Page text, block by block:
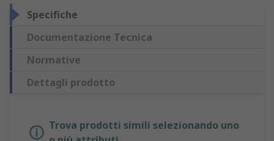
Specifiche
Documentazione Tecnica
Normative
Dettagli prodotto
Trova prodotti simili selezionando uno